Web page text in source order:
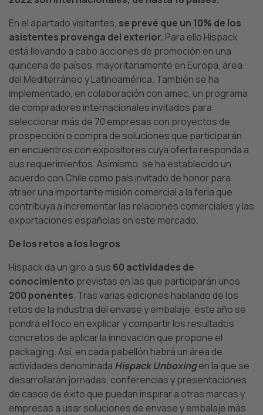
En el apartado visitantes, se prevé que un 10% de los
asistentes provenga del exterior. Para ello Hispack
está llevando a cabo acciones de promoción en una
quincena de países, mayoritariamente en Europa, área
del Mediterráneo y Latinoamérica. También se ha
implementado, en colaboración con amec, un programa
de compradores internacionales invitados para
seleccionar más de 70 empresas con proyectos de
prospección o compra de soluciones que participarán
en encuentros con expositores cuya oferta responda a
sus requerimientos. Asimismo, se ha establecido un
acuerdo con Chile como país invitado de honor para
atraer una importante misión comercial a la feria que
contribuya a incrementar las relaciones comerciales y las
exportaciones españolas en este mercado.
De los retos a los logros
Hispack da un giro a sus 60 actividades de
conocimiento previstas en las que participarán unos
200 ponentes. Tras varias ediciones hablando de los
retos de la industria del envase y embalaje, este año se
pondrá el foco en explicar y compartir los resultados
concretos de aplicar la innovación que propone el
packaging. Así, en cada pabellón habrá un área de
actividades denominada Hispack Unboxingen la que se
desarrollarán jornadas, conferencias y presentaciones
de casos de éxito que puedan inspirar a otras marcas y
empresas a usar soluciones de envase y embalaje más